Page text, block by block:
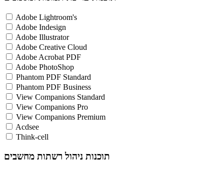
Adobe Lightroom's
Adobe Indesign
Adobe Illustrator
Adobe Creative Cloud
Adobe Acrobat PDF
Adobe PhotoShop
Phantom PDF Standard
Phantom PDF Business
View Companions Standard
View Companions Pro
View Companions Premium
Acdsee
Think-cell
תוכנות ניהול רשתות מחשבים